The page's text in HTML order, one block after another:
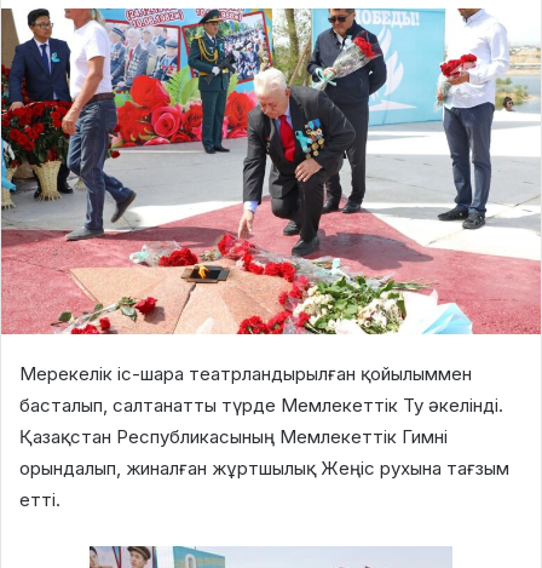
Мерекелік іс-шара театрландырылған қойылыммен
басталып, салтанатты түрде Мемлекеттік Ту әкелінді.
Қазақстан Республикасының Мемлекеттік Гимні
орындалып, жиналған жұртшылық Жеңіс рухына тағзым
етті.